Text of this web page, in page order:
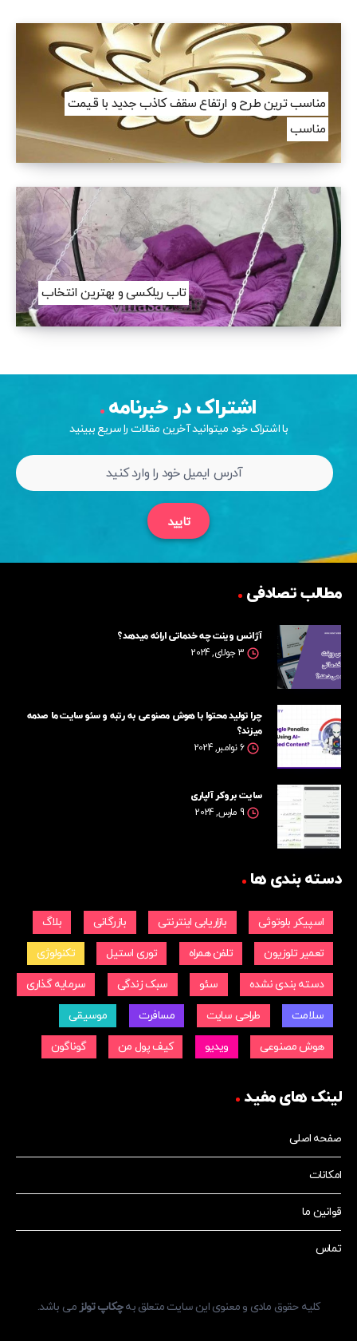
مناسب ترین طرح و ارتفاع سقف کاذب جدید با قیمت
مناسب
تاب ریلکسی و بهترین انتخاب
اشتراک در خبرنامه
با اشتراک خود میتوانید آخرین مقالات را سریع ببینید
تایید
مطالب تصادفی
آژانس وینت چه خدماتی ارائه میدهد؟
3 جولای, 2024
چرا تولید محتوا با هوش مصنوعی به رتبه و سئو سایت ما صدمه
میزند؟
6 نوامبر, 2024
سایت بروکر آلپاری
9 مارس, 2024
دسته بندی ها
اسپیکر بلوتوثی بازاریابی اینترنتی بازرگانی بلاگ
تعمیر تلوزیون تلفن همراه توری استیل تکنولوژی
دسته بندی نشده سئو سبک زندگی سرمایه گذاری
سلامت طراحی سایت مسافرت موسیقی
هوش مصنوعی ویدیو کیف پول من گوناگون
لینک های مفید
صفحه اصلی
امکانات
قوانین ما
تماس
کلیه حقوق مادی و معنوی این سایت متعلق بهچکاپ تولزمی باشد.